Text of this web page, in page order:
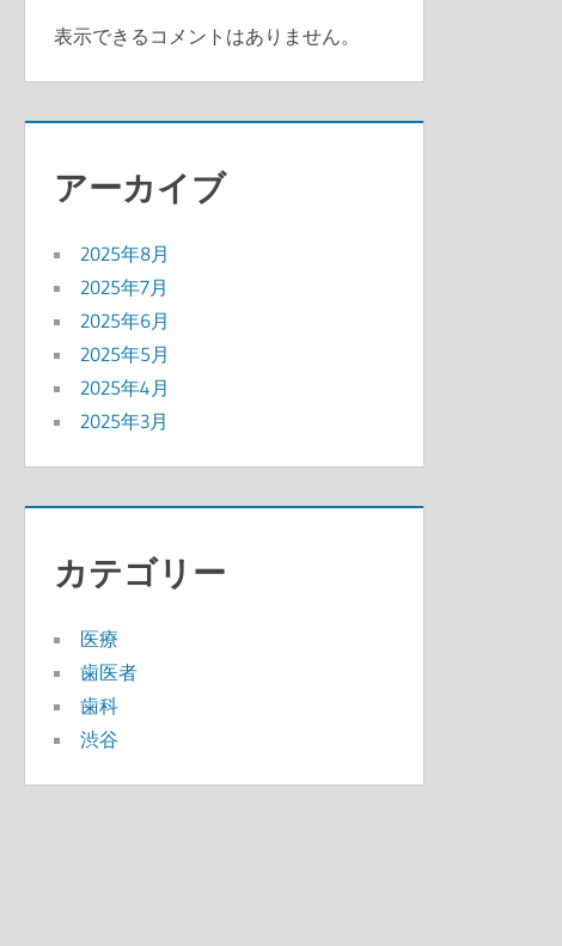
表示できるコメントはありません。
アーカイブ
2025年8月
2025年7月
2025年6月
2025年5月
2025年4月
2025年3月
カテゴリー
医療
歯医者
歯科
渋谷